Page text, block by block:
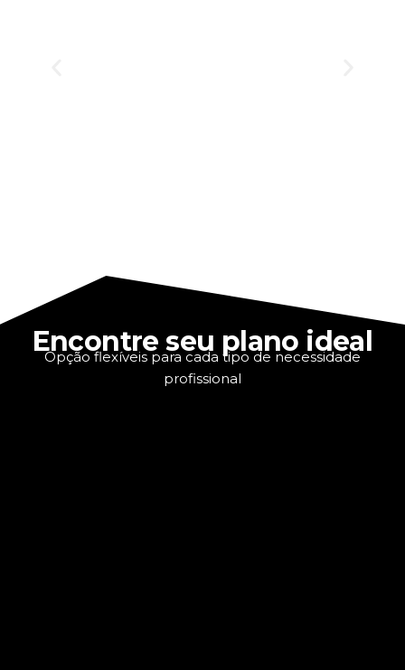
Encontre seu plano ideal
Opção flexíveis para cada tipo de necessidade
profissional